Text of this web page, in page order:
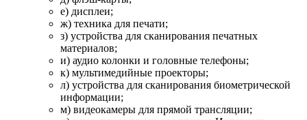
е) дисплеи;
ж) техника для печати;
з) устройства для сканирования печатных
материалов;
и) аудио колонки и головные телефоны;
к) мультимедийные проекторы;
л) устройства для сканирования биометрической
информации;
м) видеокамеры для прямой трансляции;